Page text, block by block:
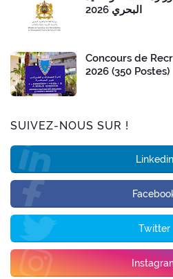
البحري 2026
Concours de
2026 (350 Postes)
SUIVEZ-NOUS SUR !
Linkedin
Twitter